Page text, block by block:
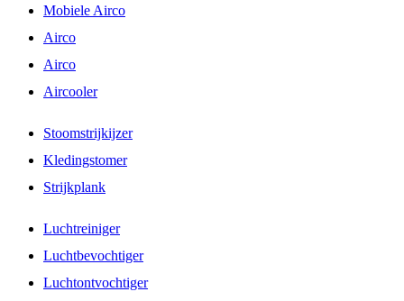
Mobiele Airco
Airco
Airco
Aircooler
Stoomstrijkijzer
Kledingstomer
Strijkplank
Luchtreiniger
Luchtbevochtiger
Luchtontvochtiger